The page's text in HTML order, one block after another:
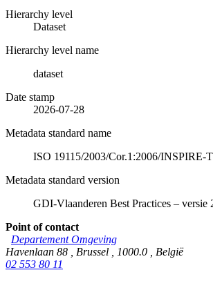
Hierarchy level
Dataset
Hierarchy level name
dataset
Date stamp
2026-07-28
Metadata standard name
ISO 19115/2003/Cor.1:2006/INSPIRE-
Metadata standard version
GDI-Vlaanderen Best Practices – versie
Point of contact
Departement Omgeving
Havenlaan 88
Brussel 1000.0
België
02 553 80 11